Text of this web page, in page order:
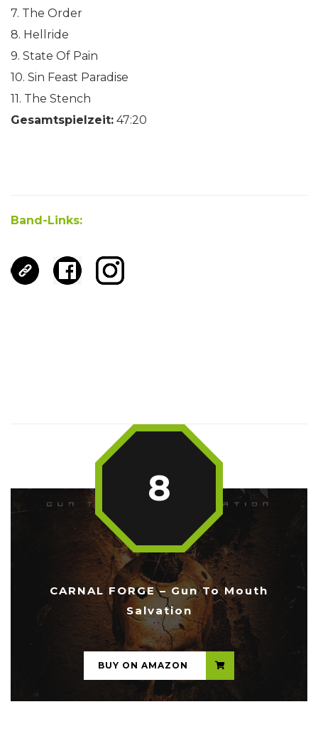
7. The Order
8. Hellride
9. State Of Pain
10. Sin Feast Paradise
11. The Stench
Gesamtspielzeit: 47:20
Band-Links:
CARNAL FORGE – Gun To Mouth
Salvation
8
...
BUY ON AMAZON